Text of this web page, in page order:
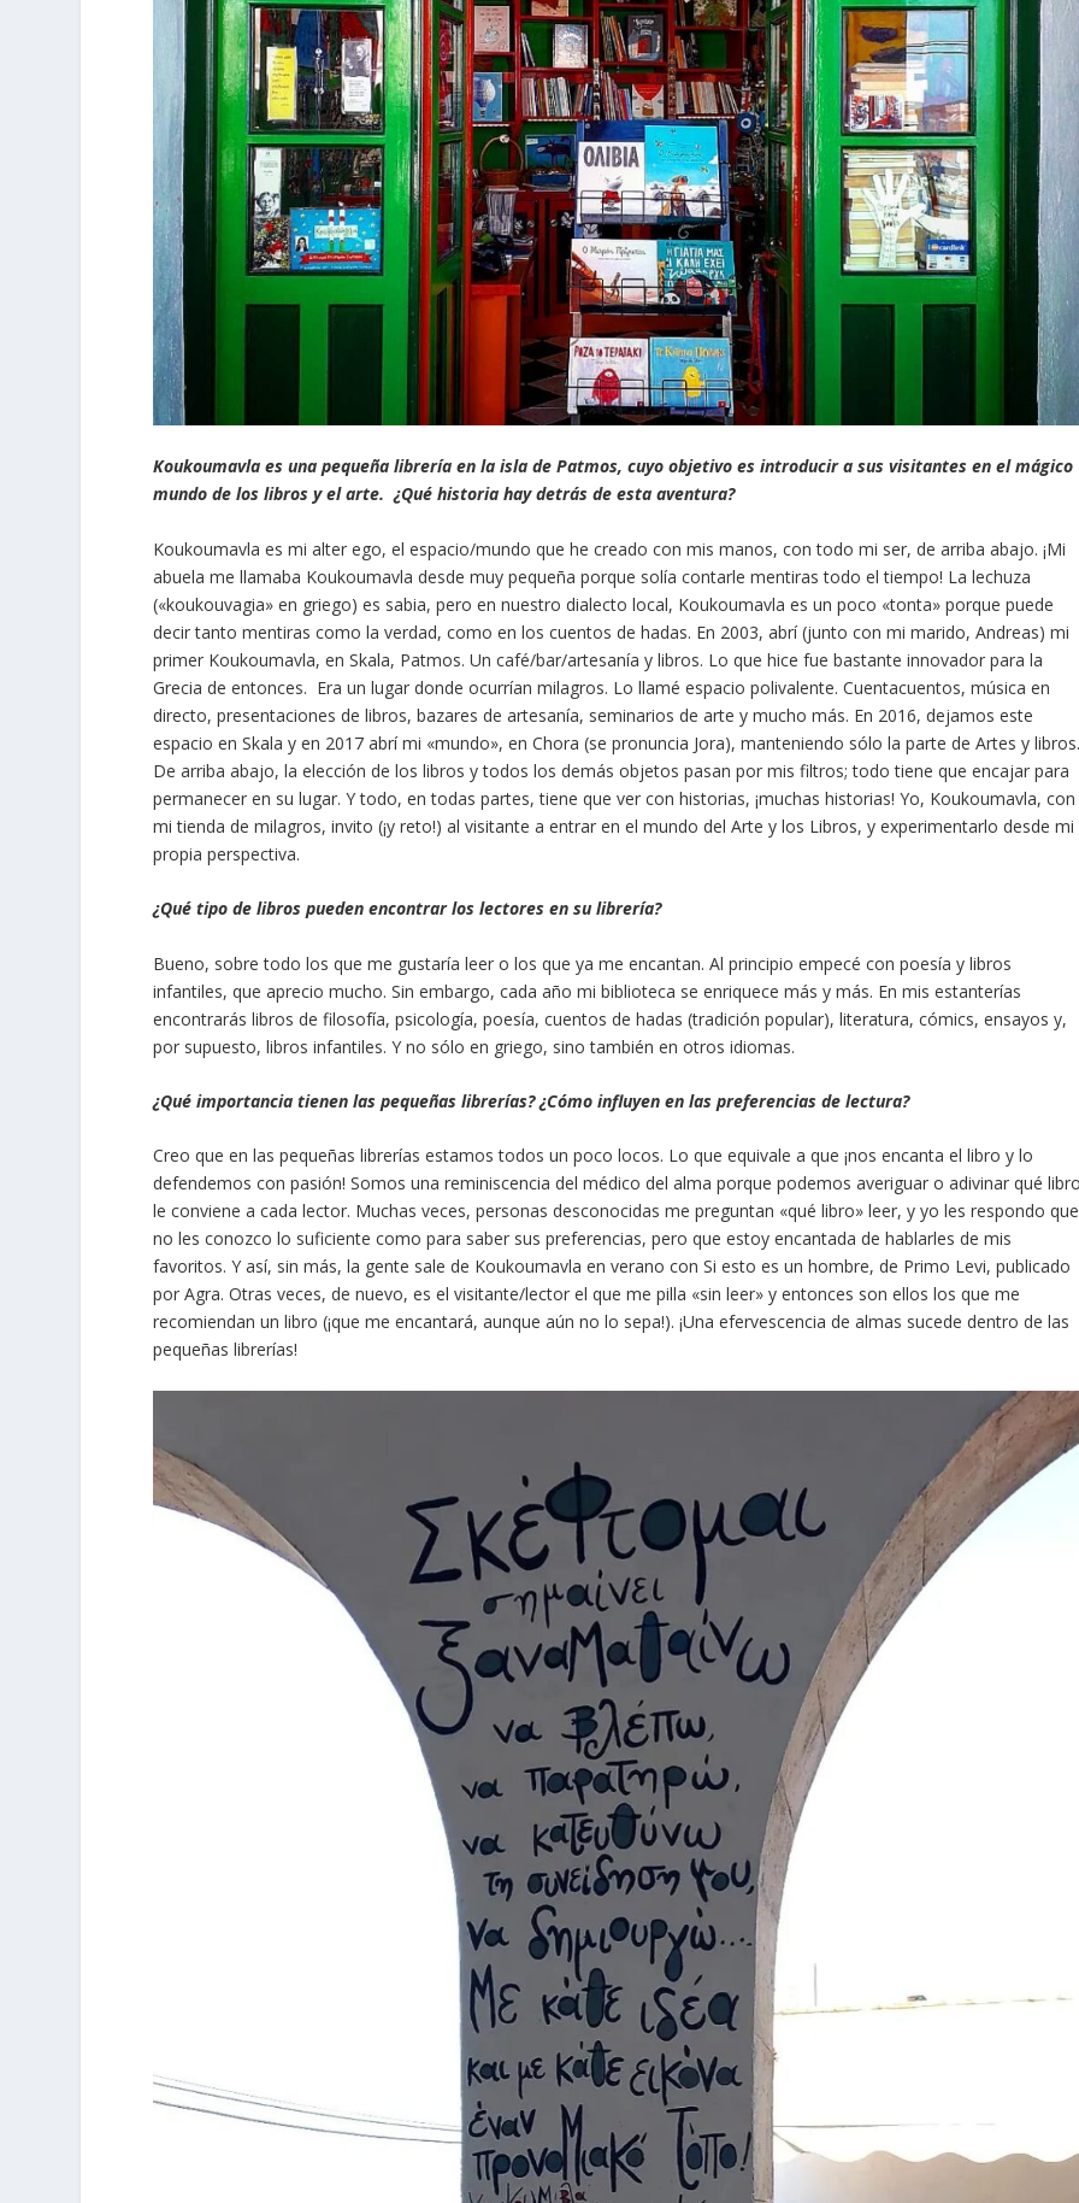
Koukoumavla es una pequeña librería en la isla de Patmos, cuyo objetivo es introducir a sus visitantes en el mágico
mundo de los libros y el arte. ¿Qué historia hay detrás de esta aventura?
Κοukoumavla es mi alter ego, el espacio/mundo que he creado con mis manos, con todo mi ser, de arriba abajo. ¡Mi
abuela me llamaba Koukoumavla desde muy pequeña porque solía contarle mentiras todo el tiempo! La lechuza
(«koukouvagia» en griego) es sabia, pero en nuestro dialecto local, Koukoumavla es un poco «tonta» porque puede
decir tanto mentiras como la verdad, como en los cuentos de hadas. En 2003, abrí (junto con mi marido, Andreas) mi
primer Koukoumavla, en Skala, Patmos. Un café/bar/artesanía y libros. Lo que hice fue bastante innovador para la
Grecia de entonces. Era un lugar donde ocurrían milagros. Lo llamé espacio polivalente. Cuentacuentos, música en
directo, presentaciones de libros, bazares de artesanía, seminarios de arte y mucho más. En 2016, dejamos este
espacio en Skala y en 2017 abrí mi «mundo», en Chora (se pronuncia Jora), manteniendo sólo la parte de Artes y
De arriba abajo, la elección de los libros y todos los demás objetos pasan por mis filtros; todo tiene que encajar para
permanecer en su lugar. Y todo, en todas partes, tiene que ver con historias, ¡muchas historias! Yo, Koukoumavla, con
mi tienda de milagros, invito (¡y reto!) al visitante a entrar en el mundo del Arte y los Libros, y experimentarlo desde mi
propia perspectiva.
¿Qué tipo de libros pueden encontrar los lectores en su librería?
Bueno, sobre todo los que me gustaría leer o los que ya me encantan. Al principio empecé con poesía y libros
infantiles, que aprecio mucho. Sin embargo, cada año mi biblioteca se enriquece más y más. En mis estanterías
encontrarás libros de filosofía, psicología, poesía, cuentos de hadas (tradición popular), literatura, cómics, ensayos y,
por supuesto, libros infantiles. Y no sólo en griego, sino también en otros idiomas.
¿Qué importancia tienen las pequeñas librerías? ¿Cómo influyen en las preferencias de lectura?
Creo que en las pequeñas librerías estamos todos un poco locos. Lo que equivale a que ¡nos encanta el libro y lo
defendemos con pasión! Somos una reminiscencia del médico del alma porque podemos averiguar o adivinar qué
le conviene a cada lector. Muchas veces, personas desconocidas me preguntan «qué libro» leer, y yo les respondo que
no les conozco lo suficiente como para saber sus preferencias, pero que estoy encantada de hablarles de mis
favoritos. Y así, sin más, la gente sale de Koukoumavla en verano con Si esto es un hombre, de Primo Levi, publicado
por Agra. Otras veces, de nuevo, es el visitante/lector el que me pilla «sin leer» y entonces son ellos los que me
recomiendan un libro (¡que me encantará, aunque aún no lo sepa!). ¡Una efervescencia de almas sucede dentro de las
pequeñas librerías!